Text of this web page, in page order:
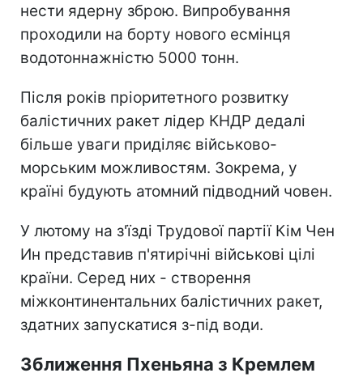
нести ядерну зброю. Випробування
проходили на борту нового есмінця
водотоннажністю 5000 тонн.
Після років пріоритетного розвитку
балістичних ракет лідер КНДР дедалі
більше уваги приділяє військово-
морським можливостям. Зокрема, у
країні будують атомний підводний човен.
У лютому на з'їзді Трудової партії Кім Чен
Ин представив п'ятирічні військові цілі
країни. Серед них - створення
міжконтинентальних балістичних ракет,
здатних запускатися з-під води.
Зближення Пхеньяна з Кремлем